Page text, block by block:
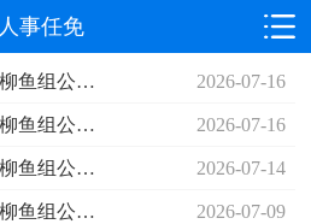
人事任免
领导干部任职前公示（柳鱼组公示〔2026〕45号） 2026-07-16
领导干部任职前公示（柳鱼组公示〔2026〕44号） 2026-07-16
领导干部任职前公示（柳鱼组公示〔2026〕43号） 2026-07-14
领导干部任职前公示（柳鱼组公示〔2026〕42号） 2026-07-09